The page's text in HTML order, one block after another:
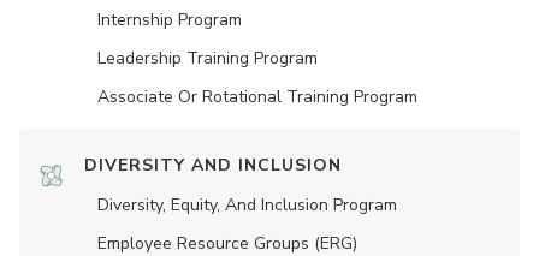
Internship Program
Leadership Training Program
Associate Or Rotational Training Program
DIVERSITY AND INCLUSION
Diversity, Equity, And Inclusion Program
Employee Resource Groups (ERG)